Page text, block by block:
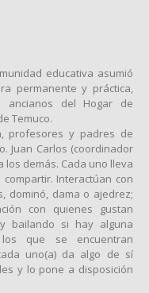
educativa asumió
permanente y práctica,
ancianos del Hogar de
Temuco.
profesores y padres de
Juan Carlos (coordinador
los demás. Cada uno lleva
Interactúan con
dominó, dama o ajedrez;
con quienes gustan
bailando si hay alguna
que se encuentran
uno(a) da algo de sí
y lo pone a disposición